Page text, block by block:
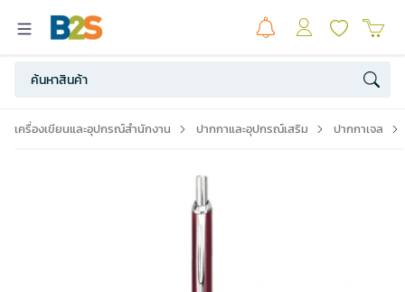
เครื่องเขียนและอุปกรณ์สำนักงาน ปากกาและอุปกรณ์เสริม ปากกาเจล